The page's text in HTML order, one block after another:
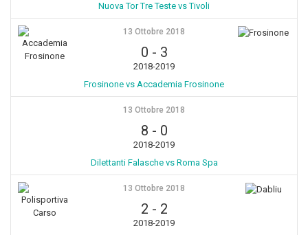
Nuova Tor Tre Teste vs Tivoli
13 Ottobre 2018
0 - 3
2018-2019
Frosinone vs Accademia Frosinone
13 Ottobre 2018
8 - 0
2018-2019
Dilettanti Falasche vs Roma Spa
13 Ottobre 2018
2 - 2
2018-2019